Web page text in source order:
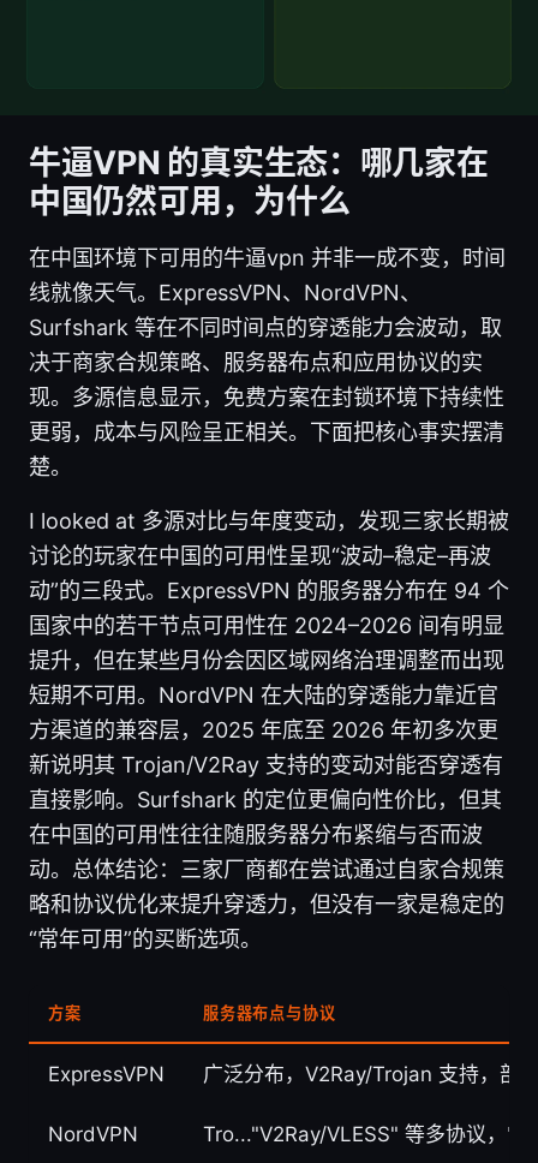
牛逼VPN 的真实生态：哪几家在
中国仍然可用，为什么
在中国环境下可用的牛逼vpn 并非一成不变，时间
线就像天气。ExpressVPN、NordVPN、
Surfshark 等在不同时间点的穿透能力会波动，取
决于商家合规策略、服务器布点和应用协议的实
现。多源信息显示，免费方案在封锁环境下持续性
更弱，成本与风险呈正相关。下面把核心事实摆清
楚。
I looked at 多源对比与年度变动，发现三家长期被
讨论的玩家在中国的可用性呈现“波动–稳定–再波
动”的三段式。ExpressVPN 的服务器分布在 94 个
国家中的若干节点可用性在 2024–2026 间有明显
提升，但在某些月份会因区域网络治理调整而出现
短期不可用。NordVPN 在大陆的穿透能力靠近官
方渠道的兼容层，2025 年底至 2026 年初多次更
新说明其 Trojan/V2Ray 支持的变动对能否穿透有
直接影响。Surfshark 的定位更偏向性价比，但其
在中国的可用性往往随服务器分布紧缩与否而波
动。总体结论：三家厂商都在尝试通过自家合规策
略和协议优化来提升穿透力，但没有一家是稳定的
“常年可用”的买断选项。
方案 服务器布点与协议
ExpressVPN 广泛分布，V2Ray/Trojan 支持，部
NordVPN Tro..."V2Ray/VLESS" 等多协议，常